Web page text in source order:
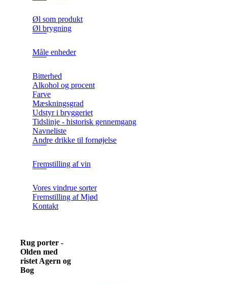
Øl som produkt
Øl brygning
Måle enheder
Bitterhed
Alkohol og procent
Farve
Mæskningsgrad
Udstyr i bryggeriet
Tidslinje - historisk gennemgang
Navneliste
Andre drikke til fornøjelse
Fremstilling af vin
Vores vindrue sorter
Fremstilling af Mjød
Kontakt
Rug porter -
Olden med
ristet Agern og
Bog